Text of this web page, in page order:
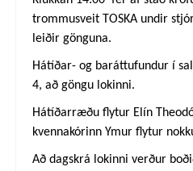
trommusveit TOSKA undir
leiðir gönguna.
Hátíðar- og baráttufundur í
4, að göngu lokinni.
Hátíðarræðu flytur Elín
kvennakórinn Ymur flytur
Að dagskrá lokinni verður